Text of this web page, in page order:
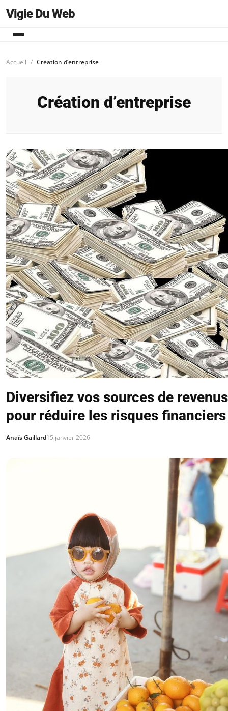
Vigie Du Web
Accueil Création d’entreprise
Création d’entreprise
Diversifiez vos sources de revenus
pour réduire les risques financiers
Anaïs Gaillard15 janvier 2026